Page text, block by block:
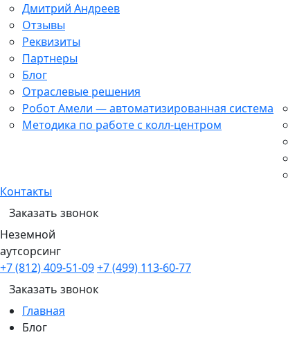
Дмитрий Андреев
Отзывы
Реквизиты
Партнеры
Блог
Отраслевые решения
Робот Амели — автоматизированная система
Методика по работе с колл-центром
Контакты
Заказать звонок
Неземной
аутсорсинг
+7 (812) 409-51-09+7 (499) 113-60-77
Заказать звонок
Главная
Блог